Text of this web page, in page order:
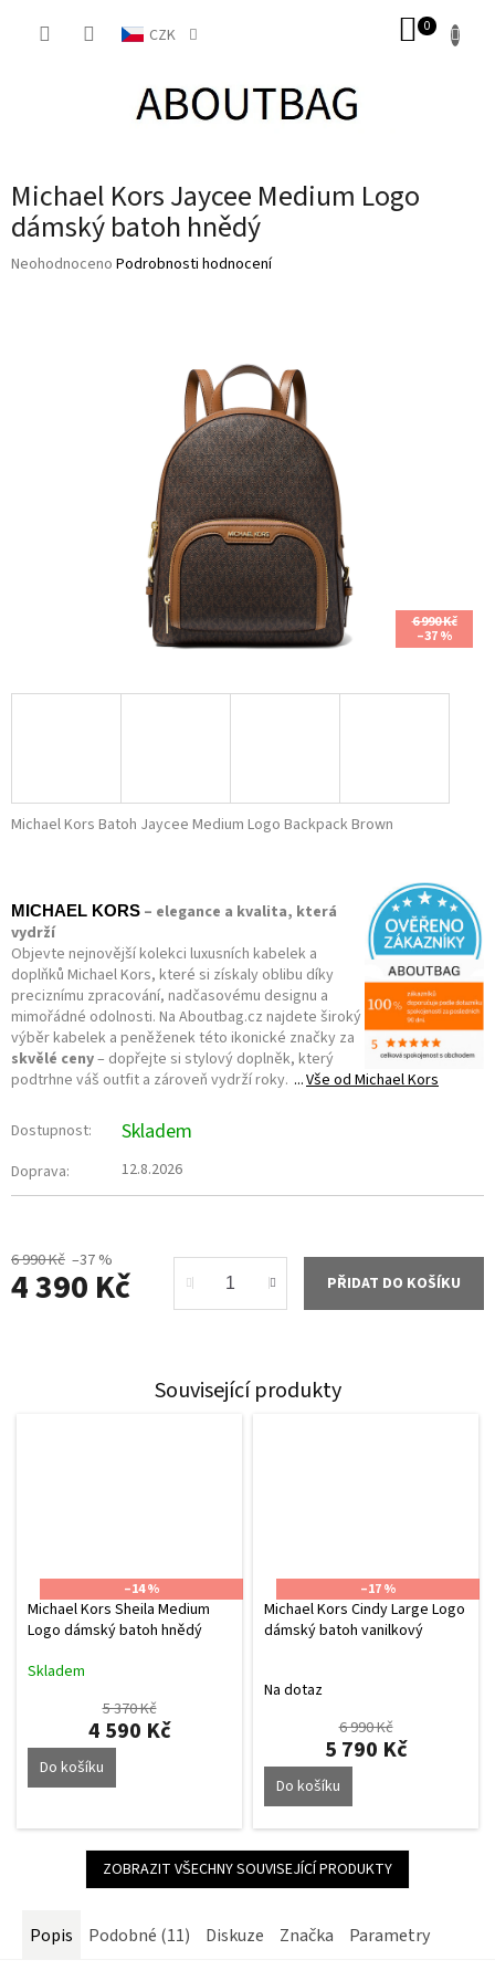
CZK
Michael Kors Jaycee Medium Logo
dámský batoh hnědý
Průměrné
Neohodnoceno Podrobnosti hodnocení
6 990 Kč
–37 %
Michael Kors Batoh Jaycee Medium Logo Backpack Brown
6 990 Kč –37 %
4 390 Kč PŘIDAT DO KOŠÍKU
MICHAEL KORS – elegance a kvalita, která
vydrží
Objevte nejnovější kolekci luxusních kabelek a
doplňků Michael Kors, které si získaly oblibu díky
preciznímu zpracování, nadčasovému designu a
mimořádné odolnosti. Na Aboutbag.cz najdete široký
výběr kabelek a peněženek této ikonické značky za
skvělé ceny– dopřejte si stylový doplněk, který
podtrhne váš outfit a zároveň vydrží roky.
Vše odMichael Kors
Dostupnost: Skladem
Doprava: 12.8.2026
Související produkty
–14 %
Michael Kors Sheila Medium
Logo dámský batoh hnědý
Průměrné
5,0
Skladem
5 370 Kč
4 590 Kč
Do košíku
–17 %
Michael Kors Cindy Large Logo
dámský batoh vanilkový
Na dotaz
6 990 Kč
5 790 Kč
Do košíku
ZOBRAZIT VŠECHNY SOUVISEJÍCÍ PRODUKTY
Popis Podobné (11) Diskuze Značka Parametry